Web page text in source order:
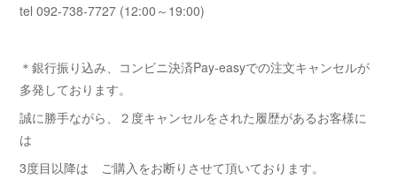
tel 092-738-7727 (12:00～19:00)
＊銀行振り込み、コンビニ決済Pay-easyでの注文キャンセルが
多発しております。
誠に勝手ながら、２度キャンセルをされた履歴があるお客様に
は
3度目以降は ご購入をお断りさせて頂いております。